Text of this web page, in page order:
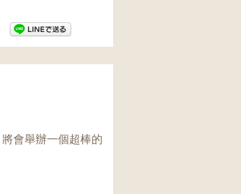
會舉辦一個超棒的